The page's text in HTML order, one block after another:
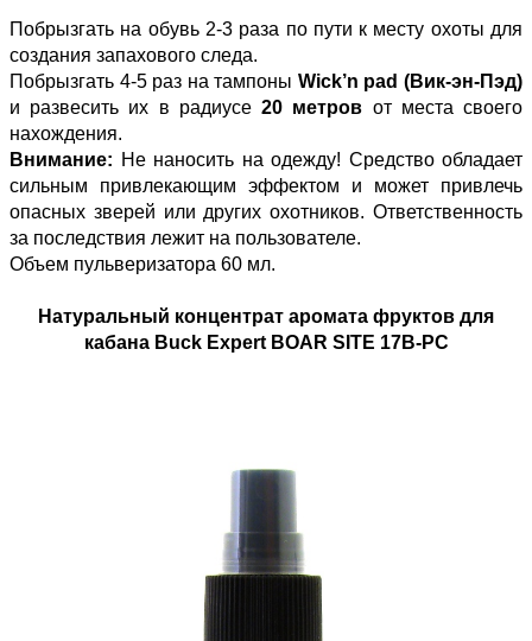
Побрызгать на обувь 2-3 раза по пути к месту охоты для
создания запахового следа.
Побрызгать 4-5 раз на тампоны Wick’n pad (Вик-эн-Пэд)
и развесить их в радиусе20 метров от места своего
нахождения.
Внимание: Не наносить на одежду! Средство обладает
сильным привлекающим эффектом и может привлечь
опасных зверей или других охотников. Ответственность
за последствия лежит на пользователе.
Объем пульверизатора 60 мл.
Натуральный концентрат аромата фруктов для
кабана Buck Expert BOAR SITE 17B-PC